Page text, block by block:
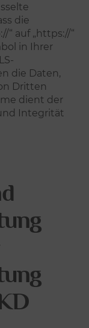
die
“ auf „https://“
in Ihrer
die Daten,
Dritten
dient der
Integrität